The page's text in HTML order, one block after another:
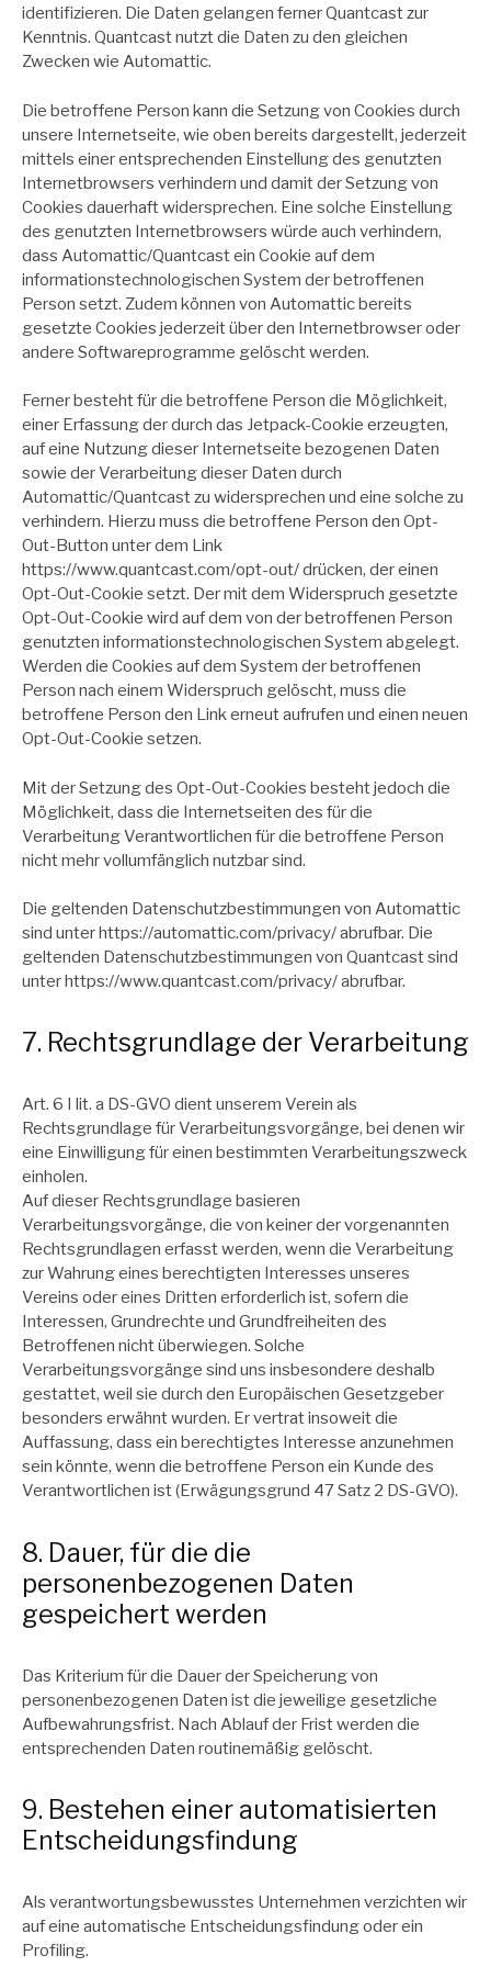
identifizieren. Die Daten gelangen ferner Quantcast zur
Kenntnis. Quantcast nutzt die Daten zu den gleichen
Zwecken wie Automattic.
Die betroffene Person kann die Setzung von Cookies durch
unsere Internetseite, wie oben bereits dargestellt, jederzeit
mittels einer entsprechenden Einstellung des genutzten
Internetbrowsers verhindern und damit der Setzung von
Cookies dauerhaft widersprechen. Eine solche Einstellung
des genutzten Internetbrowsers würde auch verhindern,
dass Automattic/Quantcast ein Cookie auf dem
informationstechnologischen System der betroffenen
Person setzt. Zudem können von Automattic bereits
gesetzte Cookies jederzeit über den Internetbrowser oder
andere Softwareprogramme gelöscht werden.
Ferner besteht für die betroffene Person die Möglichkeit,
einer Erfassung der durch das Jetpack-Cookie erzeugten,
auf eine Nutzung dieser Internetseite bezogenen Daten
sowie der Verarbeitung dieser Daten durch
Automattic/Quantcast zu widersprechen und eine solche zu
verhindern. Hierzu muss die betroffene Person den Opt-
Out-Button unter dem Link
https://www.quantcast.com/opt-out/ drücken, der einen
Opt-Out-Cookie setzt. Der mit dem Widerspruch gesetzte
Opt-Out-Cookie wird auf dem von der betroffenen Person
genutzten informationstechnologischen System abgelegt.
Werden die Cookies auf dem System der betroffenen
Person nach einem Widerspruch gelöscht, muss die
betroffene Person den Link erneut aufrufen und einen neuen
Opt-Out-Cookie setzen.
Mit der Setzung des Opt-Out-Cookies besteht jedoch die
Möglichkeit, dass die Internetseiten des für die
Verarbeitung Verantwortlichen für die betroffene Person
nicht mehr vollumfänglich nutzbar sind.
Die geltenden Datenschutzbestimmungen von Automattic
sind unter https://automattic.com/privacy/ abrufbar. Die
geltenden Datenschutzbestimmungen von Quantcast sind
unter https://www.quantcast.com/privacy/ abrufbar.
7. Rechtsgrundlage der Verarbeitung
Art. 6 I lit. a DS-GVO dient unserem Verein als
Rechtsgrundlage für Verarbeitungsvorgänge, bei denen wir
eine Einwilligung für einen bestimmten Verarbeitungszweck
einholen.
Auf dieser Rechtsgrundlage basieren
Verarbeitungsvorgänge, die von keiner der vorgenannten
Rechtsgrundlagen erfasst werden, wenn die Verarbeitung
zur Wahrung eines berechtigten Interesses unseres
Vereins oder eines Dritten erforderlich ist, sofern die
Interessen, Grundrechte und Grundfreiheiten des
Betroffenen nicht überwiegen. Solche
Verarbeitungsvorgänge sind uns insbesondere deshalb
gestattet, weil sie durch den Europäischen Gesetzgeber
besonders erwähnt wurden. Er vertrat insoweit die
Auffassung, dass ein berechtigtes Interesse anzunehmen
sein könnte, wenn die betroffene Person ein Kunde des
Verantwortlichen ist (Erwägungsgrund 47 Satz 2 DS-GVO).
8. Dauer, für die die
personenbezogenen Daten
gespeichert werden
Das Kriterium für die Dauer der Speicherung von
personenbezogenen Daten ist die jeweilige gesetzliche
Aufbewahrungsfrist. Nach Ablauf der Frist werden die
entsprechenden Daten routinemäßig gelöscht.
9. Bestehen einer automatisierten
Entscheidungsfindung
Als verantwortungsbewusstes Unternehmen verzichten wir
auf eine automatische Entscheidungsfindung oder ein
Profiling.